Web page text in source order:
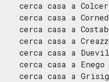
cerca casa a
cerca casa a
cerca casa a
cerca casa a
cerca casa a
cerca casa a Enego
cerca casa a